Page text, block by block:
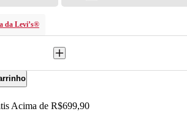
da Levi’s®
Acima de R$699,90